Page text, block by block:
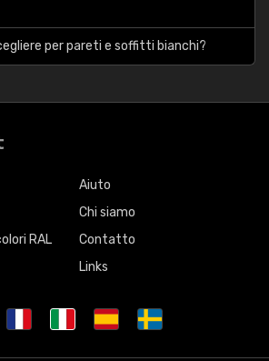
per pareti e soffitti bianchi?
RAL
Aiuto
Chi siamo
Contatto
Links